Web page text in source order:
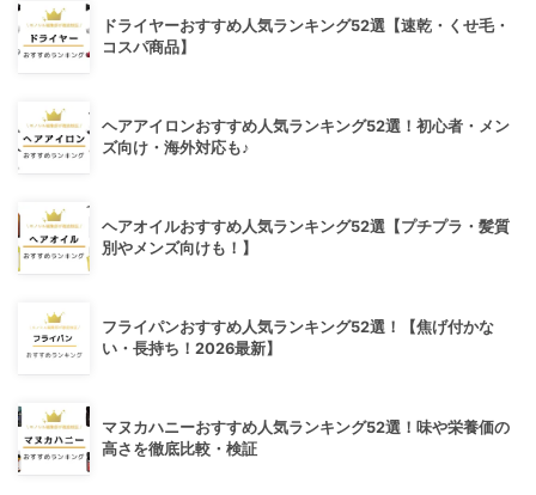
ドライヤーおすすめ人気ランキング52選【速乾・くせ毛・
コスパ商品】
ヘアアイロンおすすめ人気ランキング52選！初心者・メン
ズ向け・海外対応も♪
ヘアオイルおすすめ人気ランキング52選【プチプラ・髪質
別やメンズ向けも！】
フライパンおすすめ人気ランキング52選！【焦げ付かな
い・長持ち！2026最新】
マヌカハニーおすすめ人気ランキング52選！味や栄養価の
高さを徹底比較・検証